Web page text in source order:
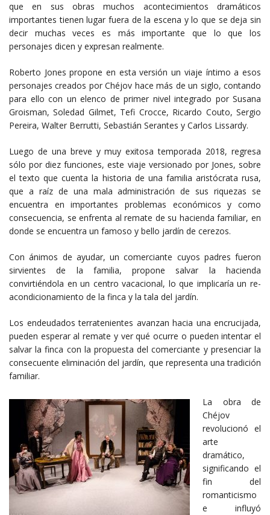
que en sus obras muchos acontecimientos dramáticos
importantes tienen lugar fuera de la escena y lo que se deja sin
decir muchas veces es más importante que lo que los
personajes dicen y expresan realmente. ​
Roberto Jones propone en esta versión un viaje íntimo a esos
personajes creados por Chéjov hace más de un siglo, contando
para ello con un elenco de primer nivel integrado por Susana
Groisman, Soledad Gilmet, Tefi Crocce, Ricardo Couto, Sergio
Pereira, Walter Berrutti, Sebastián Serantes y Carlos Lissardy.
Luego de una breve y muy exitosa temporada 2018, regresa
sólo por diez funciones, este viaje versionado por Jones, sobre
el texto que cuenta la historia de una familia aristócrata rusa,
que a raíz de una mala administración de sus riquezas se
encuentra en importantes problemas económicos y como
consecuencia, se enfrenta al remate de su hacienda familiar, en
donde se encuentra un famoso y bello jardín de cerezos.
Con ánimos de ayudar, un comerciante cuyos padres fueron
sirvientes de la familia, propone salvar la hacienda
convirtiéndola en un centro vacacional, lo que implicaría un re-
acondicionamiento de la finca y la tala del jardín.
Los endeudados terratenientes avanzan hacia una encrucijada,
pueden esperar al remate y ver qué ocurre o pueden intentar el
salvar la finca con la propuesta del comerciante y presenciar la
consecuente eliminación del jardín, que representa una tradición
familiar.
La obra de
Chéjov
revolucionó el
arte
dramático,
significando el
fin del
romanticismo
e influyó